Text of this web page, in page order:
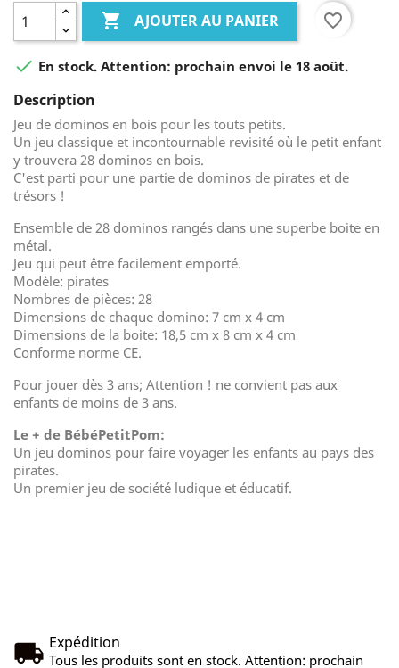
 AJOUTER AU PANIER favorite_border
 En stock. Attention: prochain envoi le 18 août.
Description
Jeu de dominos en bois pour les touts petits.
Un jeu classique et incontournable revisité où le petit enfant
y trouvera 28 dominos en bois.
C'est parti pour une partie de dominos de pirates et de
trésors !
Ensemble de 28 dominos rangés dans une superbe boite en
métal.
Jeu qui peut être facilement emporté.
Modèle: pirates
Nombres de pièces: 28
Dimensions de chaque domino: 7 cm x 4 cm
Dimensions de la boite: 18,5 cm x 8 cm x 4 cm
Conforme norme CE.
Pour jouer dès 3 ans; Attention ! ne convient pas aux
enfants de moins de 3 ans.
Le + de BébéPetitPom:
Un jeu dominos pour faire voyager les enfants au pays des
pirates.
Un premier jeu de société ludique et éducatif.
Expédition
Tous les produits sont en stock. Attention: prochain